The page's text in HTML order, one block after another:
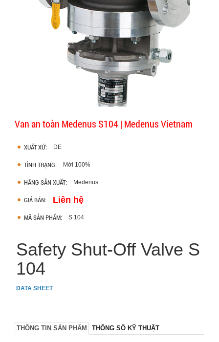
Van an toàn Medenus S104 | Medenus Vietnam
XUẤT XỨ: DE
TÌNH TRẠNG: Mới 100%
HÃNG SẢN XUẤT: Medenus
GIÁ BÁN: Liên hệ
MÃ SẢN PHẨM: S 104
Safety Shut-Off Valve S
104
DATA SHEET
THÔNG TIN SẢN PHẨM THÔNG SỐ KỸ THUẬT